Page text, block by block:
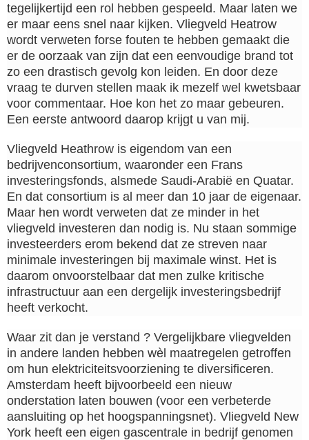
tegelijkertijd een rol hebben gespeeld. Maar laten we
er maar eens snel naar kijken. Vliegveld Heatrow
wordt verweten forse fouten te hebben gemaakt die
er de oorzaak van zijn dat een eenvoudige brand tot
zo een drastisch gevolg kon leiden. En door deze
vraag te durven stellen maak ik mezelf wel kwetsbaar
voor commentaar. Hoe kon het zo maar gebeuren.
Een eerste antwoord daarop krijgt u van mij.
Vliegveld Heathrow is eigendom van een
bedrijvenconsortium, waaronder een Frans
investeringsfonds, alsmede Saudi-Arabië en Quatar.
En dat consortium is al meer dan 10 jaar de eigenaar.
Maar hen wordt verweten dat ze minder in het
vliegveld investeren dan nodig is. Nu staan sommige
investeerders erom bekend dat ze streven naar
minimale investeringen bij maximale winst. Het is
daarom onvoorstelbaar dat men zulke kritische
infrastructuur aan een dergelijk investeringsbedrijf
heeft verkocht.
Waar zit dan je verstand ? Vergelijkbare vliegvelden
in andere landen hebben wèl maatregelen getroffen
om hun elektriciteitsvoorziening te diversificeren.
Amsterdam heeft bijvoorbeeld een nieuw
onderstation laten bouwen (voor een verbeterde
aansluiting op het hoogspanningsnet). Vliegveld New
York heeft een eigen gascentrale in bedrijf genomen